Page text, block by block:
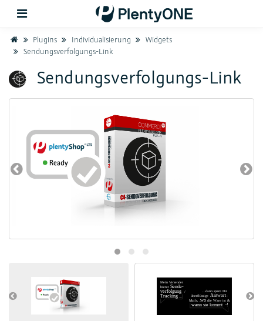
Zurück
Support
Hardware
HomePlugins Individualisierung
Widgets
Sendungsverfolgungs-Link
Sendungsverfolgungs-Link